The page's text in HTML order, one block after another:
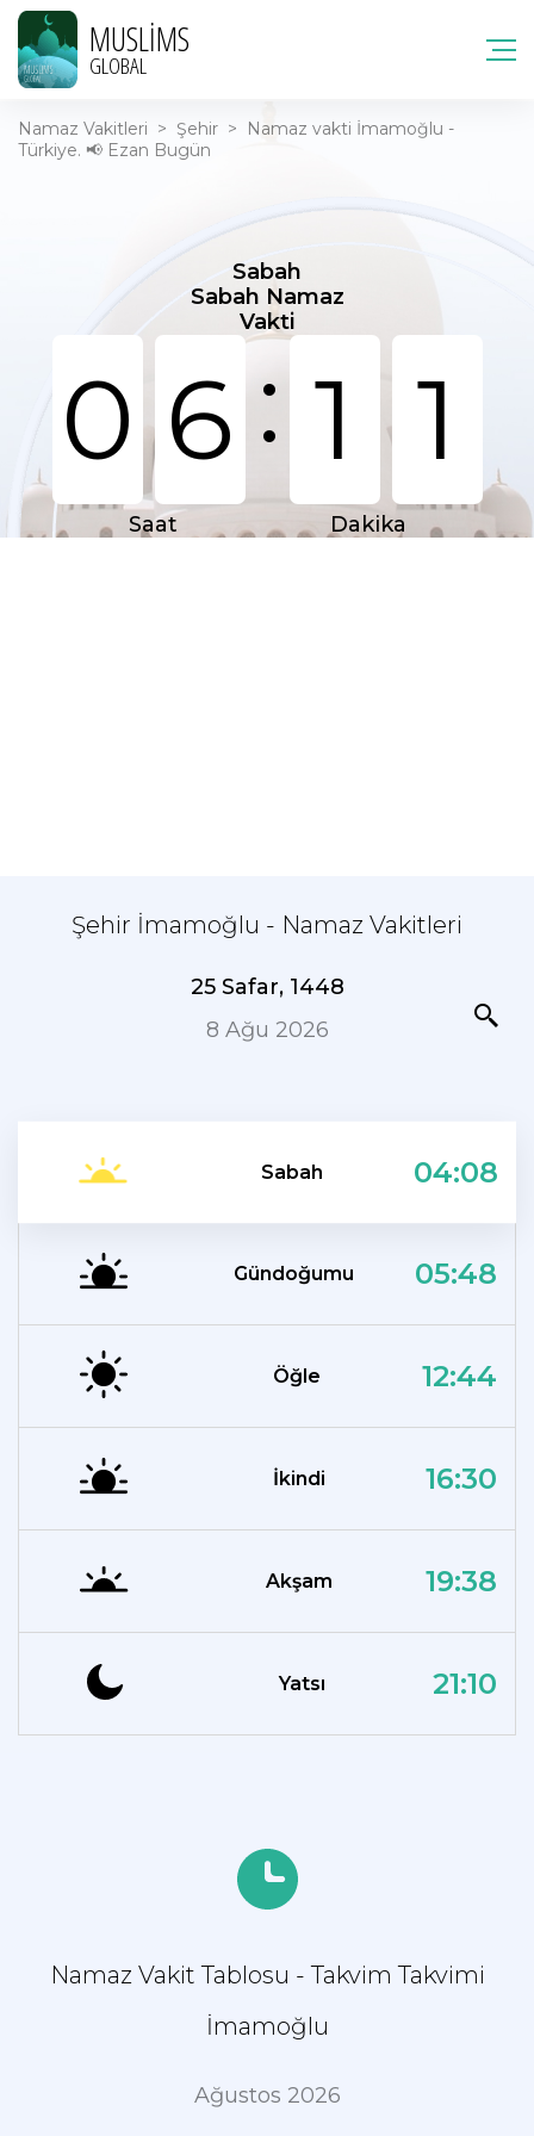
MUSLIMS
GLOBAL
Namaz Vakitleri > Şehir >
Namaz vakti İmamoğlu -
Türkiye. 📢 Ezan Bugün
Sabah
Sabah Namaz
Vakti
0 6: 1 1
Saat Dakika
Şehir İmamoğlu - Namaz Vakitleri
25 Safar, 1448
8 Ağu 2026
Sabah 04:08
Gündoğumu 05:48
Öğle 12:44
İkindi 16:30
Akşam 19:38
Yatsı 21:10
Namaz Vakit Tablosu - Takvim Takvimi
İmamoğlu
Ağustos 2026